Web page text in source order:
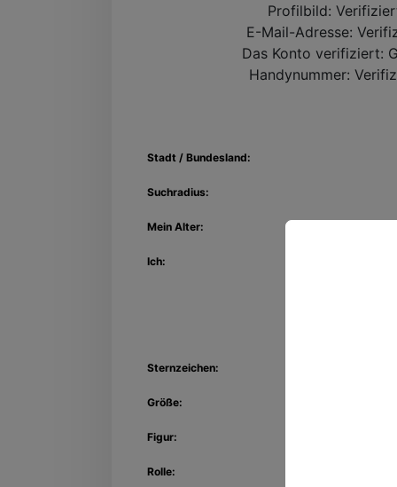
Profilbild:
E-Mail-Adresse:
Das Konto verifiziert:
Handynummer:
Stadt / Bundesland:
Suchradius:
Mein Alter:
Ich:
Sternzeichen:
Größe:
Figur:
Rolle: